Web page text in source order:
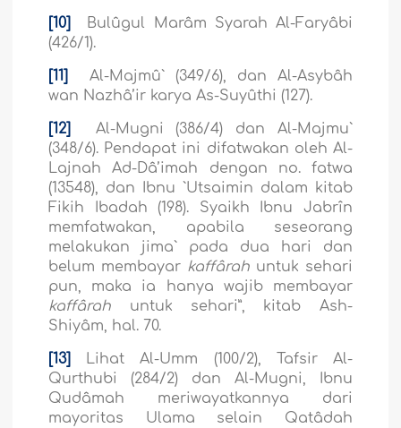
[10]
Bulûgul Marâm Syarah Al-Faryâbi
(426/1).
[11]
Al-Majmû` (349/6), dan Al-Asybâh
wan Nazhâ’ir karya As-Suyûthi (127).
[12]
Al-Mugni (386/4) dan Al-Majmu`
(348/6). Pendapat ini difatwakan oleh Al-
Lajnah Ad-Dâ’imah dengan no. fatwa
(13548), dan Ibnu `Utsaimin dalam kitab
Fikih Ibadah (198). Syaikh Ibnu Jabrîn
memfatwakan, apabila seseorang
melakukan jima` pada dua hari dan
belum membayar kaffârah untuk sehari
pun, maka ia hanya wajib membayar
kaffârah untuk sehari”, kitab Ash-
Shiyâm, hal. 70.
[13]
Lihat Al-Umm (100/2), Tafsir Al-
Qurthubi (284/2) dan Al-Mugni, Ibnu
Qudâmah meriwayatkannya dari
mayoritas Ulama selain Qatâdah